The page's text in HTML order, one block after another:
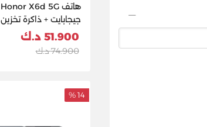
جيجابايت) - أزرق سماوي
51.900 د.ك
74.900 د.ك
14 %